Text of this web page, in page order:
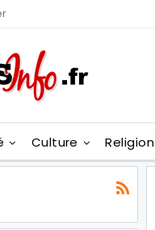
Culture Religion